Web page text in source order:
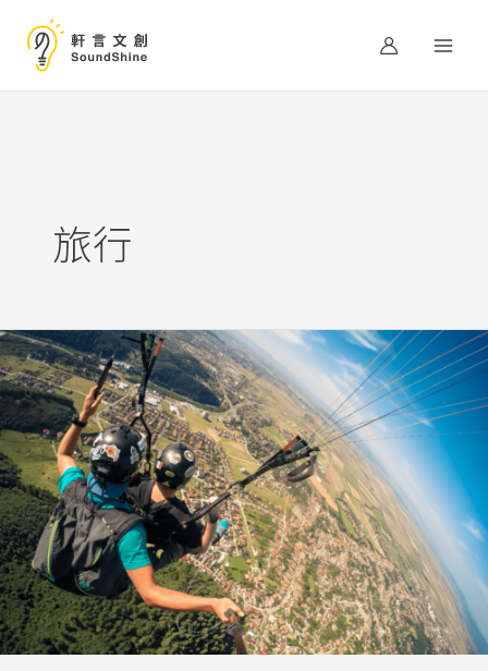
要
旅行
冒
險，
為
了
更
接
近
內
心
想
望
的
自